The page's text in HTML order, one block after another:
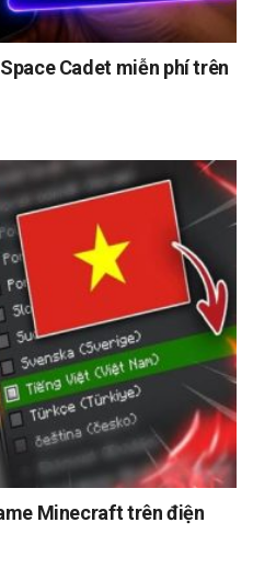
Cadet miễn phí trên
Minecraft trên điện